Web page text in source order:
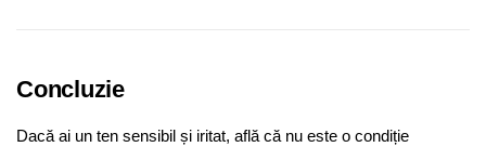
Concluzie
Dacă ai un ten sensibil și iritat, află că nu este o condiție